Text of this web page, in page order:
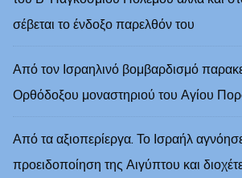
σέβεται το ένδοξο παρελθόν του
Από τον Ισραηλινό βομβαρδισμό
Ορθόδοξου μοναστηριού του Αγίου
Από τα αξιοπερίεργα. Το Ισραήλ
προειδοποίηση της Αιγύπτου και